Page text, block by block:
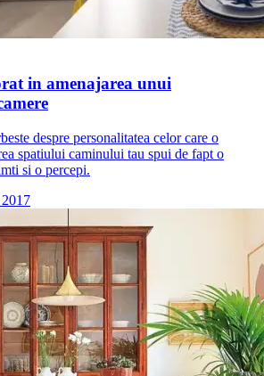
in amenajarea unui
despre personalitatea celor care o
spatiului caminului tau spui de fapt o
si o percepi.